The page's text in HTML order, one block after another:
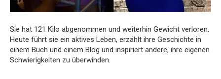
Sie hat 121 Kilo abgenommen und weiterhin Gewicht verloren.
Heute führt sie ein aktives Leben, erzählt ihre Geschichte in
einem Buch und einem Blog und inspiriert andere, ihre eigenen
Schwierigkeiten zu überwinden.